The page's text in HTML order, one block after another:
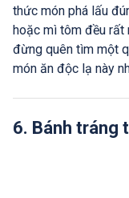
thức món phá lấu
hoặc mì tôm đều rất
đừng quên tìm một
món ăn độc lạ này
6. Bánh tráng